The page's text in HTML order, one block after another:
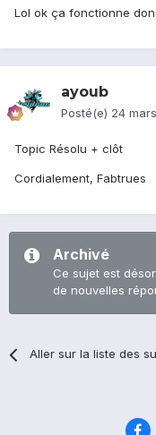
Lol ok ça fonctionne
ayoub
Posté(e) 24
Topic Résolu + clôt
Cordialement, Fabtrues
Archivé
Ce sujet est
de nouvelles
Aller sur la liste des